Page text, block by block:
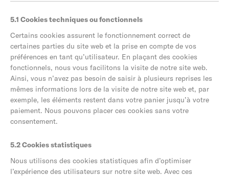
5.1 Cookies techniques ou fonctionnels
Certains cookies assurent le fonctionnement correct de
certaines parties du site web et la prise en compte de vos
préférences en tant qu’utilisateur. En plaçant des cookies
fonctionnels, nous vous facilitons la visite de notre site web.
Ainsi, vous n’avez pas besoin de saisir à plusieurs reprises les
mêmes informations lors de la visite de notre site web et, par
exemple, les éléments restent dans votre panier jusqu’à votre
paiement. Nous pouvons placer ces cookies sans votre
consentement.
5.2 Cookies statistiques
Nous utilisons des cookies statistiques afin d’optimiser
l’expérience des utilisateurs sur notre site web. Avec ces